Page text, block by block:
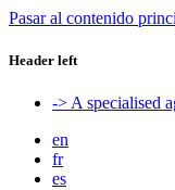
Pasar al contenido
Header left
-> A specialised
en
fr
es